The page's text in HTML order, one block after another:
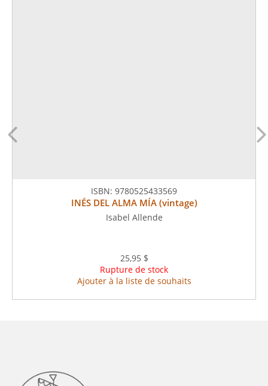
ISBN: 9780525433569
INÉS DEL ALMA MÍA (vintage)
Isabel Allende
25,95 $
Rupture de stock
Ajouter à la liste de souhaits